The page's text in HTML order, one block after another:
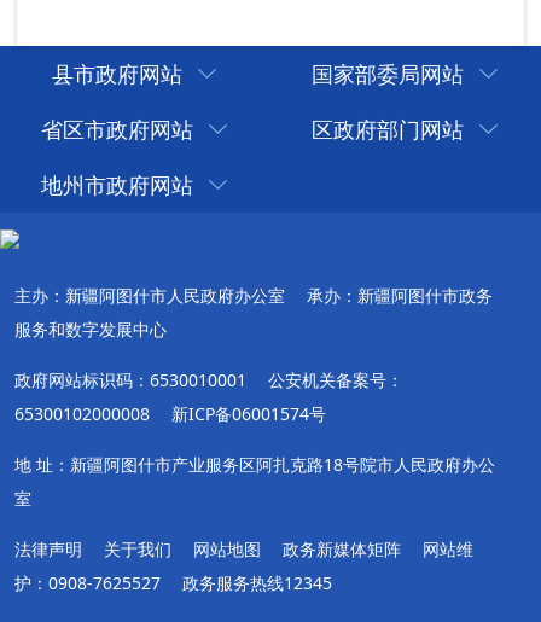
县市政府网站
国家部委局网站
省区市政府网站
区政府部门网站
地州市政府网站
主办：新疆阿图什市人民政府办公室
承办：新疆阿图什市政务
服务和数字发展中心
政府网站标识码：6530010001
公安机关备案号：
65300102000008
新ICP备06001574号
地 址：新疆阿图什市产业服务区阿扎克路18号院市人民政府办公
室
法律声明 关于我们 网站地图 政务新媒体矩阵
网站维
护：0908-7625527
政务服务热线12345